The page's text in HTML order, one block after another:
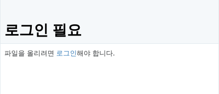
로그인 필요
파일을 올리려면 로그인해야 합니다.